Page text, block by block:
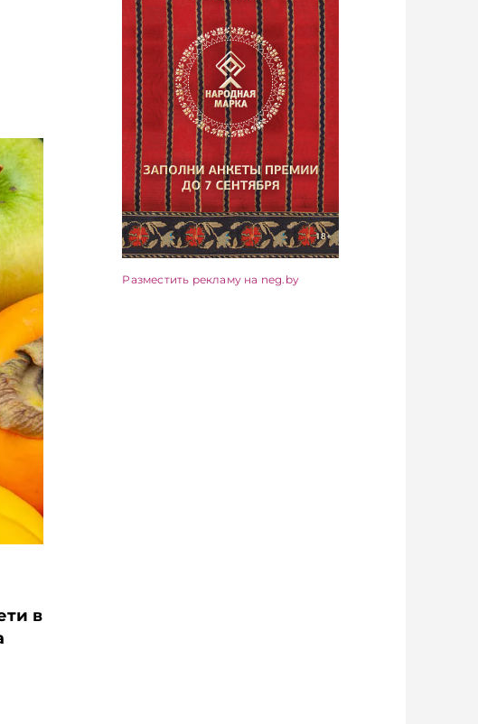
в
Разместить рекламу на neg.by